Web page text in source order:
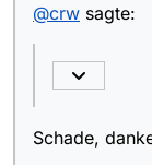
ARD
@crw sagte:
Schade,